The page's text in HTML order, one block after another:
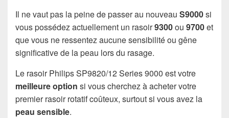
Il ne vaut pas la peine de passer au nouveau S9000si
vous possédez actuellement un rasoir9300ou 9700et
que vous ne ressentez aucune sensibilité ou gêne
significative de la peau lors du rasage.
Le rasoir Philips SP9820/12 Series 9000 est votre
meilleure option si vous cherchez à acheter votre
premier rasoir rotatif coûteux, surtout si vous avez la
peau sensible.